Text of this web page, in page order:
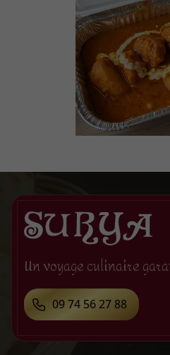
Un voyage culinaire
09 74 56 27 88